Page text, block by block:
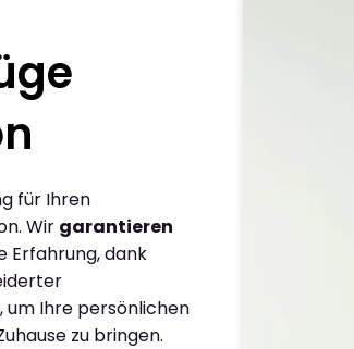
für Ihren
Wir garantieren
Erfahrung, dank
um Ihre persönlichen
zu bringen.